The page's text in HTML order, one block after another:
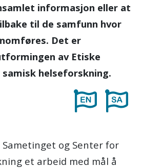
informasjon eller at
til de samfunn hvor
Det er
av Etiske
helseforskning.
og Senter for
et arbeid med mål å